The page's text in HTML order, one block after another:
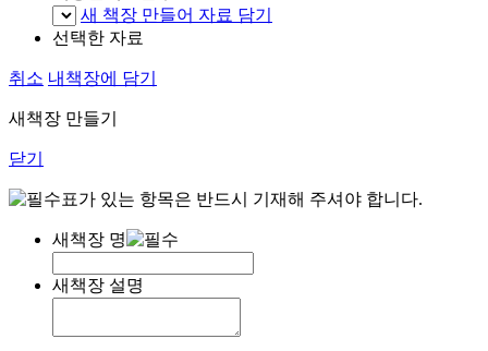
새 책장 만들어 자료 담기
선택한 자료
취소 내책장에 담기
새책장 만들기
닫기
표가 있는 항목은 반드시 기재해 주셔야 합니다.
새책장 명
새책장 설명